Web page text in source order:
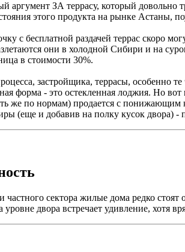
аргумент ЗА террасу, который довольно
этого продукта на рынке Астаны,
с бесплатной раздачей террас скоро
они в холодной Сибири и на
в стоимости 30%.
застройщика, террасы, особенно
форма - это остекленная лоджия. Но
же по нормам) продается с
(еще и добавив на полку кусок двора) -
сектора жилые дома редко
двора встречает удивление, хотя